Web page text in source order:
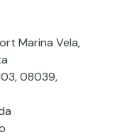
Marina Vela,
08039,